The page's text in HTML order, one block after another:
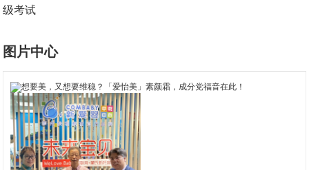
级考试
图片中心